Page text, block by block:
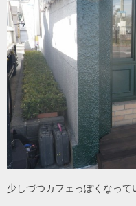
少しづつカフェっぽくなって